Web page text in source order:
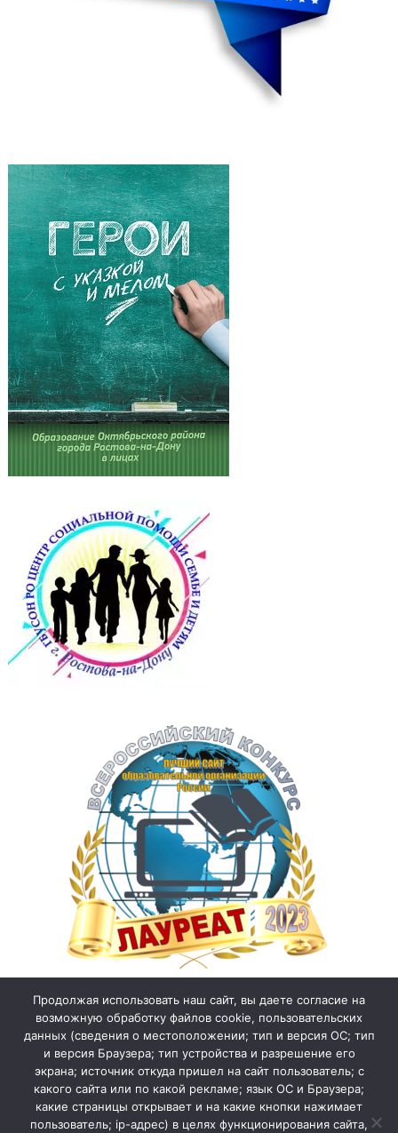
Продолжая использовать наш сайт, вы даете согласие на
возможную обработку файлов cookie, пользовательских
данных (сведения о местоположении; тип и версия ОС; тип
и версия Браузера; тип устройства и разрешение его
экрана; источник откуда пришел на сайт пользователь; с
какого сайта или по какой рекламе; язык ОС и Браузера;
какие страницы открывает и на какие кнопки нажимает
пользователь; ip-адрес) в целях функционирования сайта,